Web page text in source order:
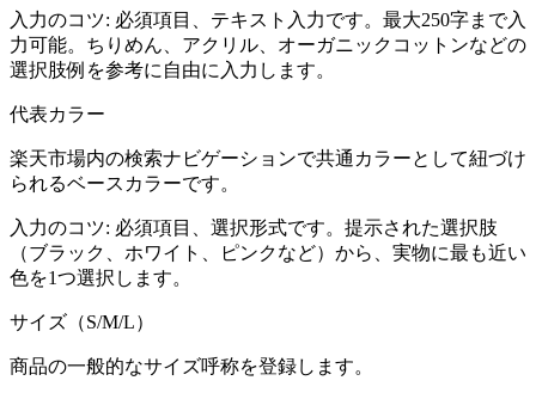
入力のコツ: 必須項目、テキスト入力です。最大250字まで入
力可能。ちりめん、アクリル、オーガニックコットンなどの
選択肢例を参考に自由に入力します。
代表カラー
楽天市場内の検索ナビゲーションで共通カラーとして紐づけ
られるベースカラーです。
入力のコツ: 必須項目、選択形式です。提示された選択肢
（ブラック、ホワイト、ピンクなど）から、実物に最も近い
色を1つ選択します。
サイズ（S/M/L）
商品の一般的なサイズ呼称を登録します。